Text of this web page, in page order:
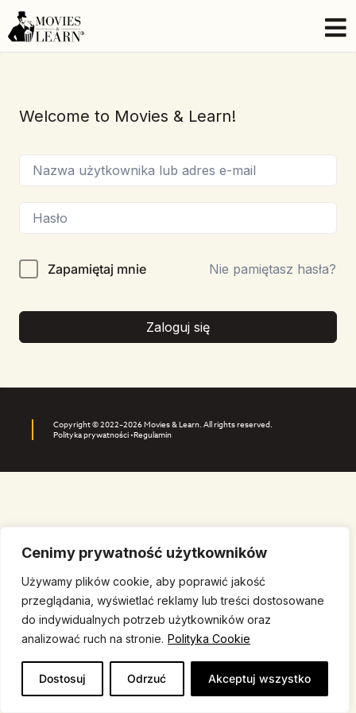
Cenimy prywatność użytkowników
Używamy plików cookie, aby poprawić jakość
przeglądania, wyświetlać reklamy lub treści dostosowane
do indywidualnych potrzeb użytkowników oraz
analizować ruch na stronie. Polityka Cookie
Dostosuj Odrzuć Akceptuj wszystko
Welcome to Movies & Learn!
Zapamiętaj mnie Nie pamiętasz hasła?
Zaloguj się
Copyright © 2022–2026 Movies & Learn. All rights reserved.
Polityka prywatności •Regulamin